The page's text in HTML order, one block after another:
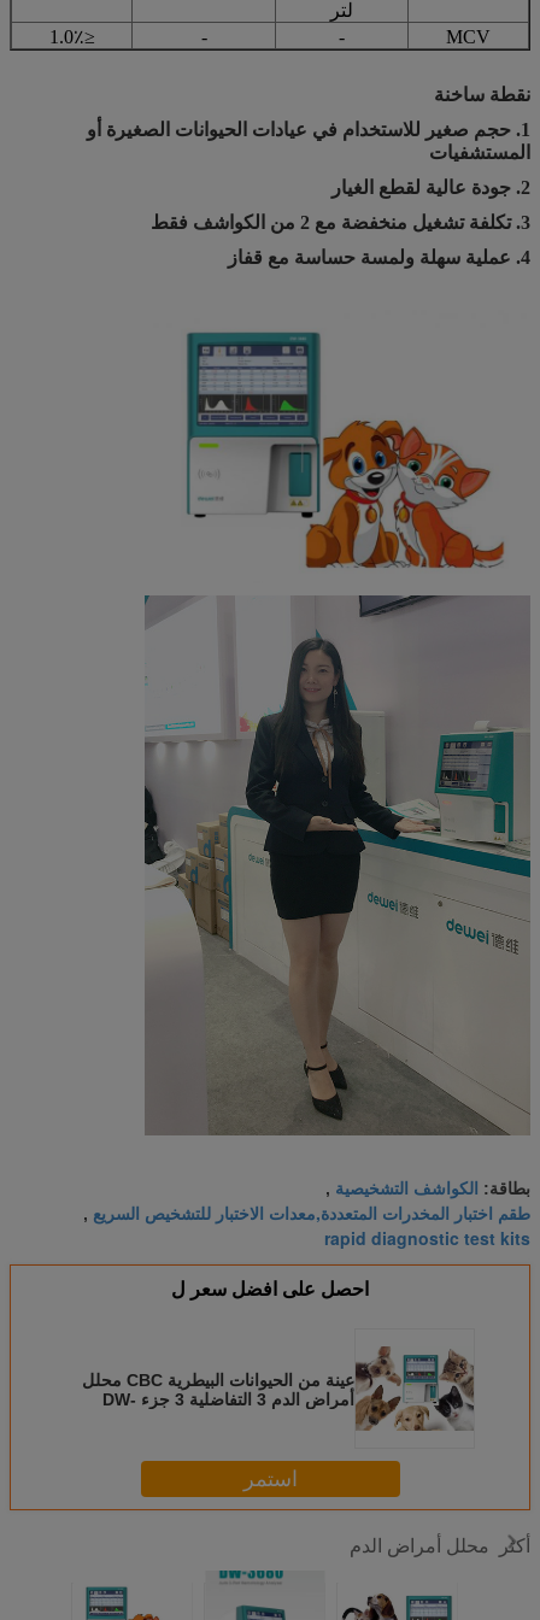
لتر
MCV
-
- ≤1.0٪
نقطة ساخنة
1. حجم صغير للاستخدام في عيادات الحيوانات الصغيرة أو
المستشفيات
2. جودة عالية لقطع الغيار
3. تكلفة تشغيل منخفضة مع 2 من الكواشف فقط
4. عملية سهلة ولمسة حساسة مع قفاز
بطاقة: الكواشف التشخيصية ,
طقم اختبار المخدرات المتعددة,معدات الاختبار للتشخيص السريع ,
rapid diagnostic test kits
احصل على افضل سعر ل
عينة من الحيوانات البيطرية CBC محلل
أمراض الدم 3 التفاضلية 3 جزء DW-
استمر
أكثر محلل أمراض الدم